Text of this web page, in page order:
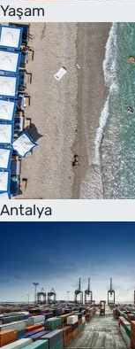
Yaşam
Antalya